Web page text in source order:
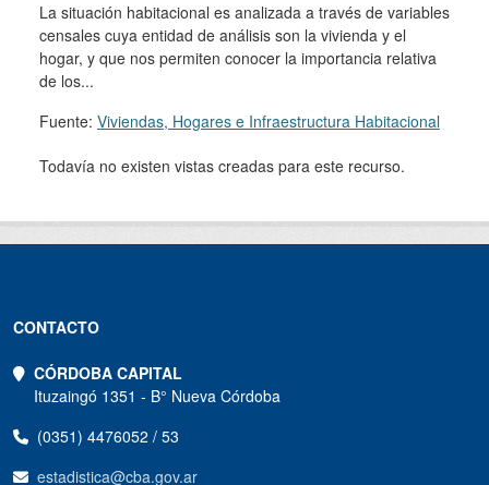
La situación habitacional es analizada a través de variables
censales cuya entidad de análisis son la vivienda y el
hogar, y que nos permiten conocer la importancia relativa
de los...
Fuente: Viviendas, Hogares e Infraestructura Habitacional
Todavía no existen vistas creadas para este recurso.
CONTACTO
CÓRDOBA CAPITAL
Ituzaingó 1351 - B° Nueva Córdoba
(0351) 4476052 / 53
estadistica@cba.gov.ar